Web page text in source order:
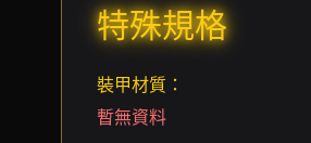
特殊規格
裝甲材質：
暫無資料